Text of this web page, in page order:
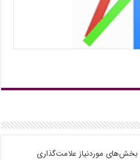
بخش‌های موردنیاز علامت‌گذاری